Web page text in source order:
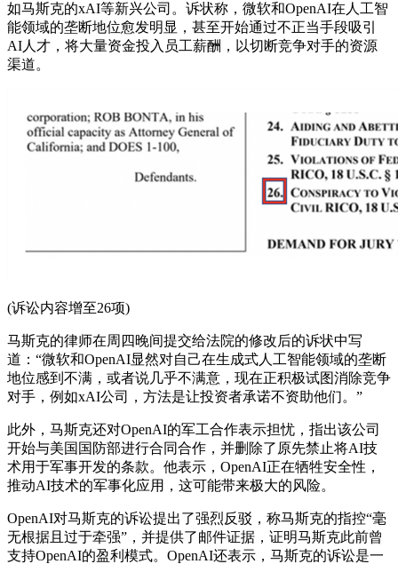
如马斯克的xAI等新兴公司。诉状称，微软和OpenAI在人工智
能领域的垄断地位愈发明显，甚至开始通过不正当手段吸引
AI人才，将大量资金投入员工薪酬，以切断竞争对手的资源
渠道。
(诉讼内容增至26项)
马斯克的律师在周四晚间提交给法院的修改后的诉状中写
道：“微软和OpenAI显然对自己在生成式人工智能领域的垄断
地位感到不满，或者说几乎不满意，现在正积极试图消除竞争
对手，例如xAI公司，方法是让投资者承诺不资助他们。”
此外，马斯克还对OpenAI的军工合作表示担忧，指出该公司
开始与美国国防部进行合同合作，并删除了原先禁止将AI技
术用于军事开发的条款。他表示，OpenAI正在牺牲安全性，
推动AI技术的军事化应用，这可能带来极大的风险。
OpenAI对马斯克的诉讼提出了强烈反驳，称马斯克的指控“毫
无根据且过于牵强”，并提供了邮件证据，证明马斯克此前曾
支持OpenAI的盈利模式。OpenAI还表示，马斯克的诉讼是一